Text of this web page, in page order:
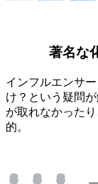
著名な
インフルエンサ
け？という疑問
が取れなかった
的。